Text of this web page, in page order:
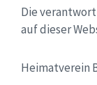
Die
auf dieser
Heimatverein